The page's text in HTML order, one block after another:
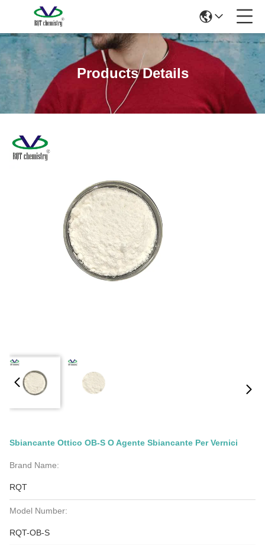
Products Details
Sbiancante Ottico OB-S O Agente Sbiancante Per Vernici
Brand Name:
RQT
Model Number:
RQT-OB-S